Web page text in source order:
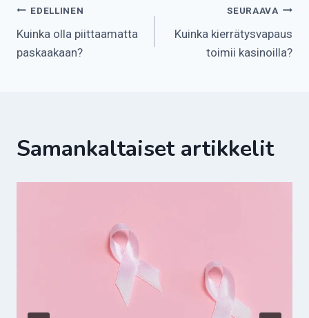
Artikkelien
selaus
EDELLINEN
Kuinka olla piittaamatta
paskaakaan?
SEURAAVA
Kuinka kierrätysvapaus
toimii kasinoilla?
Samankaltaiset artikkelit